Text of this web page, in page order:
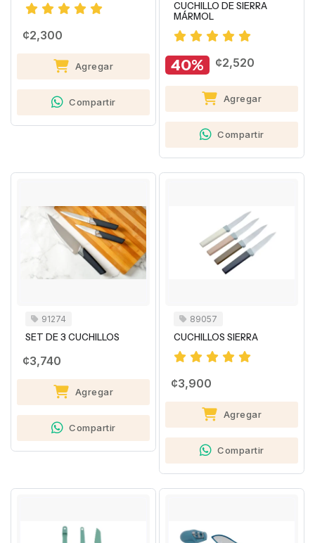
¢2,300
Agregar
Compartir
CUCHILLO DE SIERRA
MÁRMOL
40% ¢2,520
Agregar
Compartir
91274
SET DE 3 CUCHILLOS
¢3,740
Agregar
Compartir
89057
CUCHILLOS SIERRA
¢3,900
Agregar
Compartir